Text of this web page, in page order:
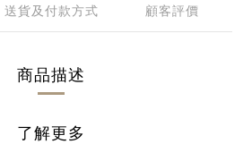
送貨及付款方式 顧客評價
商品描述
了解更多